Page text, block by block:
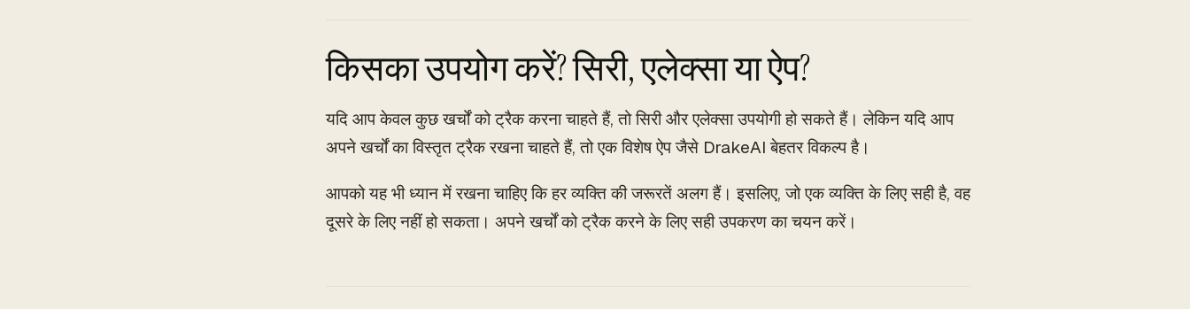
किसका उपयोग करें? सिरी, एलेक्सा या ऐप?
यदि आप केवल कुछ खर्चों को ट्रैक करना चाहते हैं, तो सिरी और एलेक्सा उपयोगी हो सकते हैं। लेकिन यदि आप
अपने खर्चों का विस्तृत ट्रैक रखना चाहते हैं, तो एक विशेष ऐप जैसे DrakeAI बेहतर विकल्प है।
आपको यह भी ध्यान में रखना चाहिए कि हर व्यक्ति की जरूरतें अलग हैं। इसलिए, जो एक व्यक्ति के लिए सही है, वह
दूसरे के लिए नहीं हो सकता। अपने खर्चों को ट्रैक करने के लिए सही उपकरण का चयन करें।